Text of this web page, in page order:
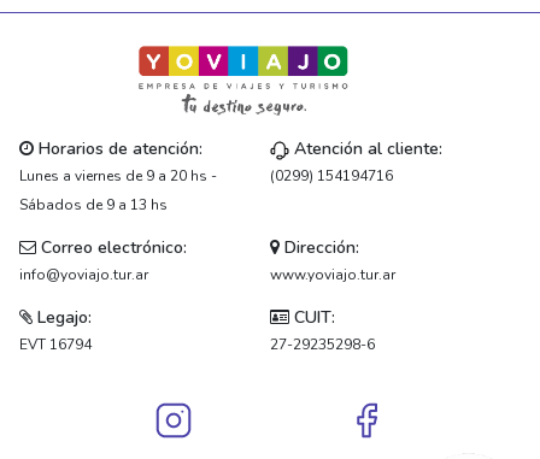
Horarios de atención:
Lunes a viernes de 9 a 20 hs -
Sábados de 9 a 13 hs
Atención al cliente:
(0299) 154194716
Correo electrónico:
info@yoviajo.tur.ar
Dirección:
www.yoviajo.tur.ar
Legajo:
EVT 16794
CUIT:
27-29235298-6